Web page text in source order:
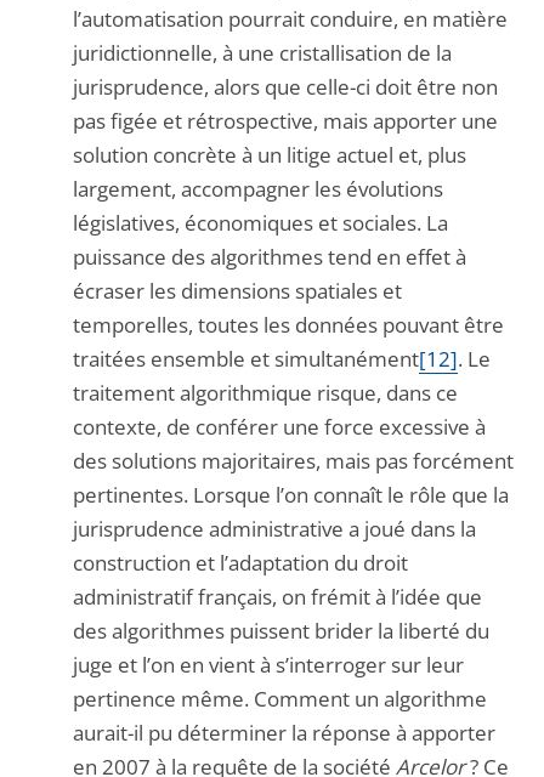
l’automatisation pourrait conduire, en matière
juridictionnelle, à une cristallisation de la
jurisprudence, alors que celle-ci doit être non
pas figée et rétrospective, mais apporter une
solution concrète à un litige actuel et, plus
largement, accompagner les évolutions
législatives, économiques et sociales. La
puissance des algorithmes tend en effet à
écraser les dimensions spatiales et
temporelles, toutes les données pouvant être
traitées ensemble et simultanément[12]. Le
traitement algorithmique risque, dans ce
contexte, de conférer une force excessive à
des solutions majoritaires, mais pas forcément
pertinentes. Lorsque l’on connaît le rôle que la
jurisprudence administrative a joué dans la
construction et l’adaptation du droit
administratif français, on frémit à l’idée que
des algorithmes puissent brider la liberté du
juge et l’on en vient à s’interroger sur leur
pertinence même. Comment un algorithme
aurait-il pu déterminer la réponse à apporter
en 2007 à la requête de la société Arcelor? Ce